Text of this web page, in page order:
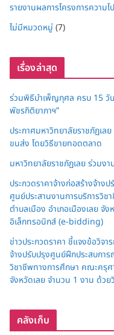
รายงานผลการโครงการความ
ไม่มีหมวดหมู่ (7)
เรื่องล่าสุด
ร่วมพิธีบำเพ็ญกุศล ครบ 15 วั
พัชรกิติยาภาฯ”
ประกาศมหาวิทยาลัยราชภัฏเล
ขนส่ง โดยวิธีขายทอดตลาด
มหาวิทยาลัยราชภัฏเลย ร่วมง
ประกวดราคาจ้างก่อสร้างจ้า
ศูนย์ประสานงานการบริการวิ
ตำบลเมือง อำเภอเมืองเลย จั
อิเล็กทรอนิกส์ (e-bidding)
ข่าวประกวดราคา ชี้แจงข้อวิจา
จ้างปรับปรุงศูนย์ฝึกประสบกา
วิชาชีพทางการศึกษา คณะครุศ
จังหวัดเลย จำนวน 1 งาน ด้ว
คลังเก็บ